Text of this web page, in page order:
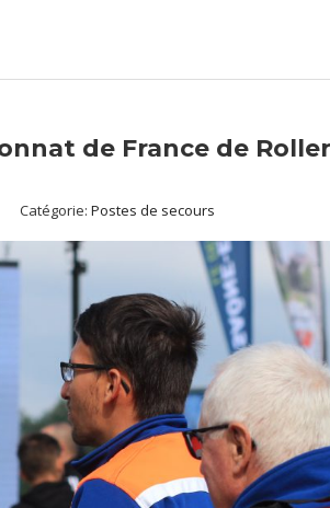
de France de
Catégorie: Postes de secours